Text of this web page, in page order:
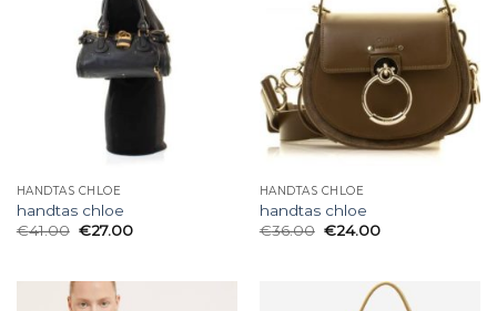
HANDTAS CHLOE
handtas chloe
€41.00 €27.00
HANDTAS CHLOE
handtas chloe
€36.00 €24.00